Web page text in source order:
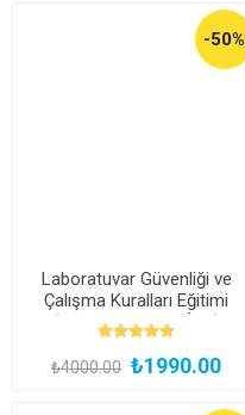
-50%
Laboratuvar Güvenliği ve
Çalışma Kuralları Eğitimi
(Kayıttan Hemen İzle)
₺4000.00 ₺1990.00